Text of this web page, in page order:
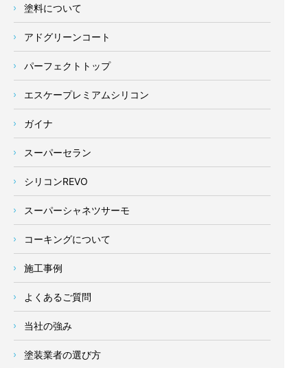
塗料について
アドグリーンコート
パーフェクトトップ
エスケープレミアムシリコン
ガイナ
スーパーセラン
シリコンREVO
スーパーシャネツサーモ
コーキングについて
施工事例
よくあるご質問
当社の強み
塗装業者の選び方